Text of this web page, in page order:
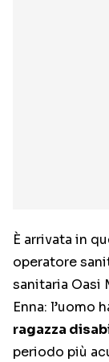
È arrivata in
operatore
sanitaria Oasi
Enna: l’uomo
ragazza
periodo più